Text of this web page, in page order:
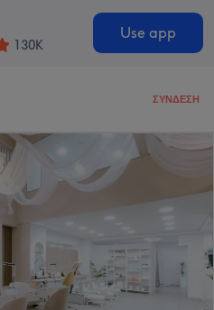
130K
Use app
ΣΎΝΔΕΣΗ